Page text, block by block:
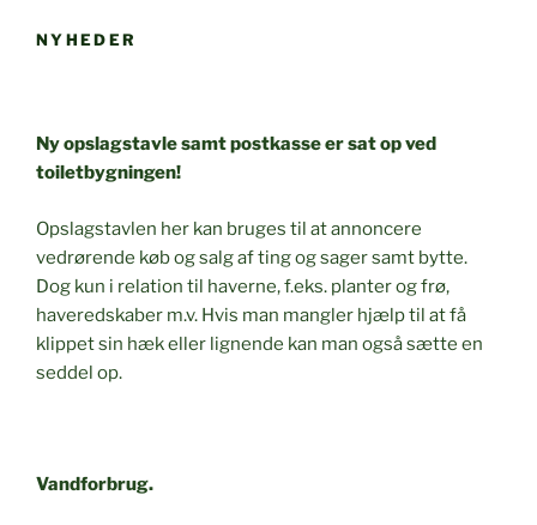
NYHEDER
Ny opslagstavle samt postkasse er sat op ved
toiletbygningen!
Opslagstavlen her kan bruges til at annoncere
vedrørende køb og salg af ting og sager samt bytte.
Dog kun i relation til haverne, f.eks. planter og frø,
haveredskaber m.v. Hvis man mangler hjælp til at få
klippet sin hæk eller lignende kan man også sætte en
seddel op.
Vandforbrug.